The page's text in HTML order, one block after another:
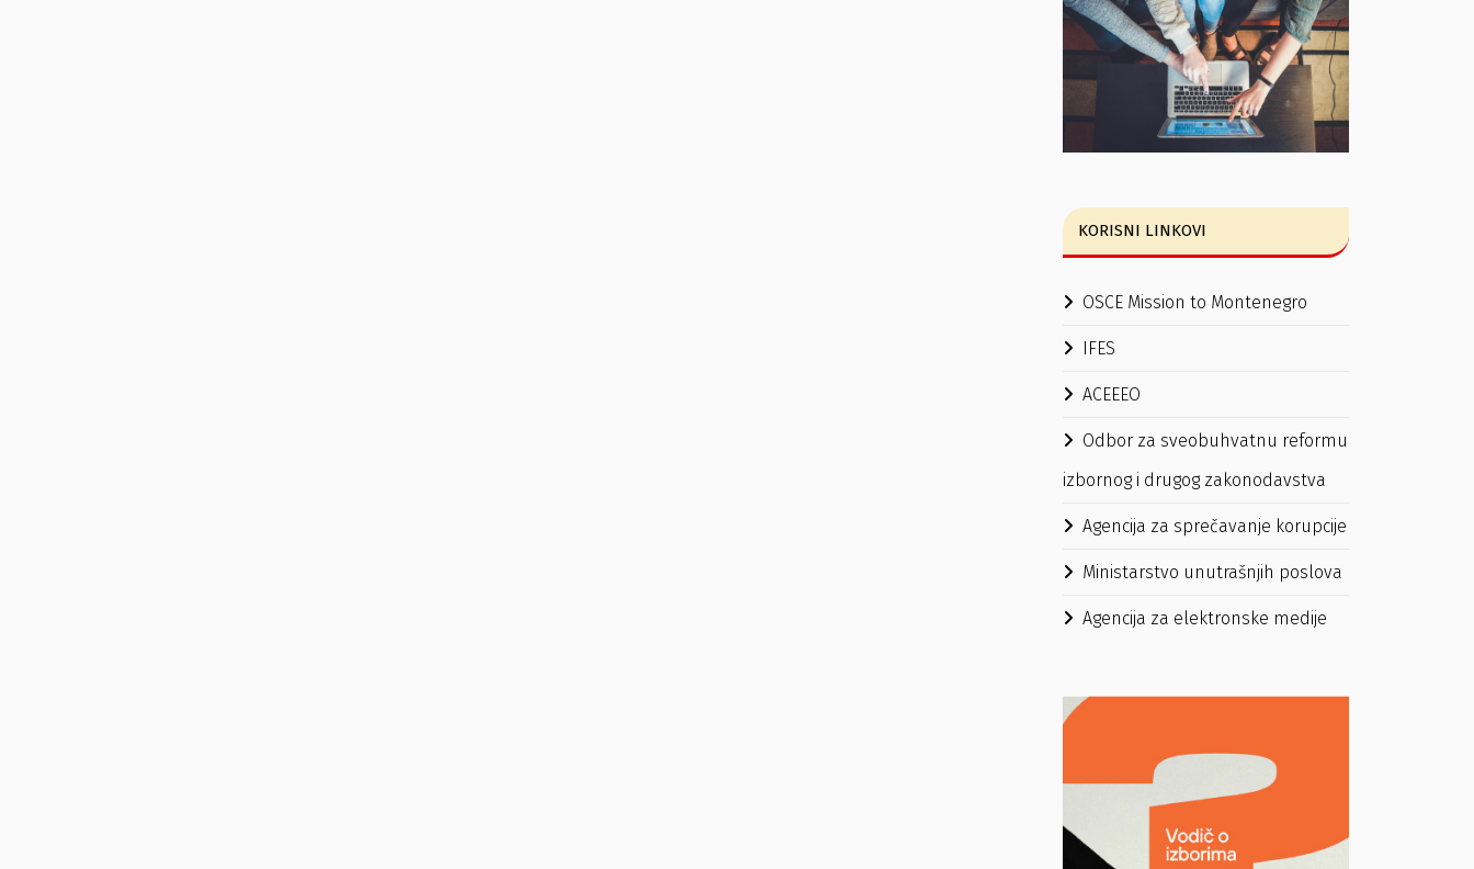
KORISNI LINKOVI
OSCE Mission to Montenegro
IFES
ACEEEO
Odbor za sveobuhvatnu reformu
izbornog i drugog zakonodavstva
Agencija za sprečavanje korupcije
Ministarstvo unutrašnjih poslova
Agencija za elektronske medije